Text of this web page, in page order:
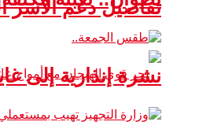
تفاصيل دعم الأسر
نشرة إنذارية إلى